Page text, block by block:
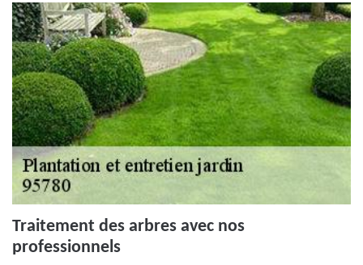
Traitement des arbres avec nos
professionnels